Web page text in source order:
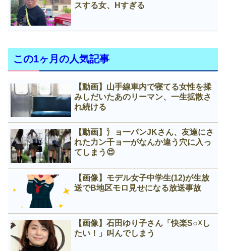
スする女、Нすぎる
この1ヶ月の人気記事
【動画】山手線車内で寝てる女性を揉
みしだいたあのリーマン、一生拡散さ
れ続ける
【動画】氵ョ一パンJKさん、友達にさ
れた力ン千ョ一がなんか違う穴に入っ
てしまう😍
【画像】モデル女子中学生(12)が生放
送でB地区モロ見せになる放送事故
【画像】石田ゆり子さん「快楽S○☓し
たい！」叫んでしまう